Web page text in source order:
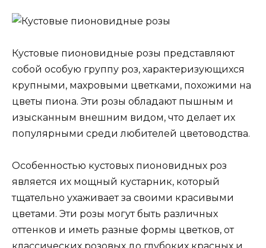
Кустовые пионовидные розы представляют
собой особую группу роз, характеризующихся
крупными, махровыми цветками, похожими на
цветы пиона. Эти розы обладают пышным и
изысканным внешним видом, что делает их
популярными среди любителей цветоводства.
Особенностью кустовых пионовидных роз
является их мощный кустарник, который
тщательно ухаживает за своими красивыми
цветами. Эти розы могут быть различных
оттенков и иметь разные формы цветков, от